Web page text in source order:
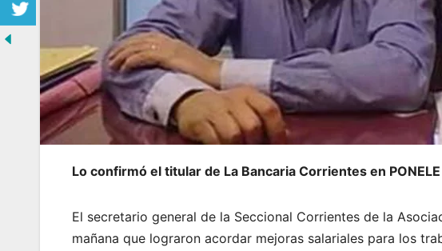
Lo confirmó el titular de La Bancaria Corrientes en PONELE
El secretario general de la Seccional Corrientes de la
mañana que lograron acordar mejoras salariales para los